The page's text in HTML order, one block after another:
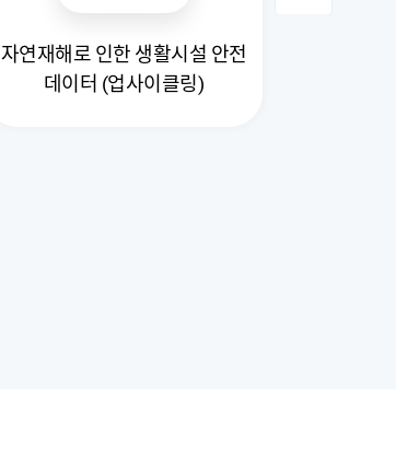
자연재해로 인한 생활시설 안전
데이터 (업사이클링)